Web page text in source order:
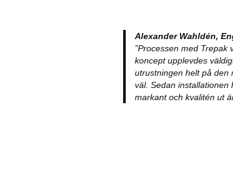
Alexander Wahldén,
”Processen med
koncept upplevdes
utrustningen helt på den
väl. Sedan installationen
markant och kvalitén ut